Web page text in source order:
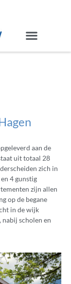
aan de
uit totaal 28
zich in
4 gunstig
zijn allen
op de begane
in de wijk
scholen en